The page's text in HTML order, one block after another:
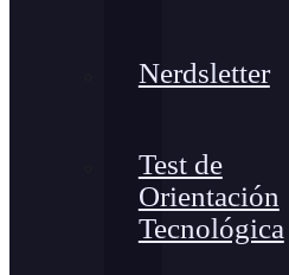
Nerdsletter
Test de
Orientación
Tecnológica